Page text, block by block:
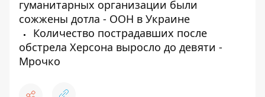
гуманитарных организации были
сожжены дотла - ООН в Украине
Количество пострадавших после
обстрела Херсона выросло до девяти -
Мрочко